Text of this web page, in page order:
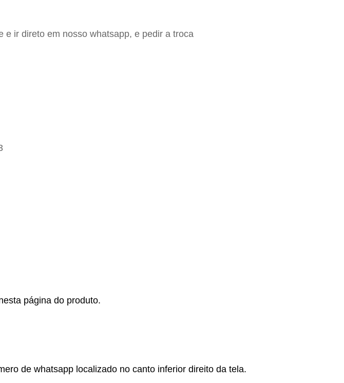
e ir direto em nosso whatsapp, e pedir a troca
página do produto.
de whatsapp localizado no canto inferior direito da tela.